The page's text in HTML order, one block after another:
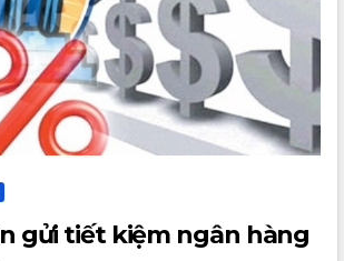
gửi tiết kiệm ngân hàng